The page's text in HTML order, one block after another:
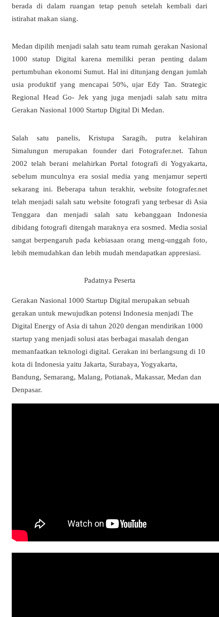
berada di dalam ruangan tetap penuh setelah kembali dari
istirahat makan siang.
Medan dipilih menjadi salah satu team rumah gerakan Nasional
1000 statup Digital karena memiliki peran penting dalam
pertumbuhan ekonomi Sumut. Hal ini ditunjang dengan jumlah
usia produktif yang mencapai 50%, ujar Edy Tan. Strategic
Regional Head Go- Jek yang juga menjadi salah satu mitra
Gerakan Nasional 1000 Startup Digital Di Medan.
Salah satu panelis, Kristupa Saragih, putra kelahiran
Simalungun merupakan founder dari Fotografer.net. Tahun
2002 telah berani melahirkan Portal fotografi di Yogyakarta,
sebelum munculnya era sosial media yang menjamur seperti
sekarang ini. Beberapa tahun terakhir, website fotografer.net
telah menjadi salah satu website fotografi yang terbesar di Asia
Tenggara dan menjadi salah satu kebanggaan Indonesia
dibidang fotografi ditengah maraknya era sosmed. Media sosial
sangat berpengaruh pada kebiasaan orang meng-unggah foto,
lebih memudahkan dan lebih mudah mendapatkan appresiasi.
Padatnya Peserta
Gerakan Nasional 1000 Startup Digital merupakan sebuah
gerakan untuk mewujudkan potensi Indonesia menjadi The
Digital Energy of Asia di tahun 2020 dengan mendirikan 1000
startup yang menjadi solusi atas berbagai masalah dengan
memanfaatkan teknologi digital. Gerakan ini berlangsung di 10
kota di Indonesia yaitu Jakarta, Surabaya, Yogyakarta,
Bandung, Semarang, Malang, Potianak, Makassar, Medan dan
Denpasar.